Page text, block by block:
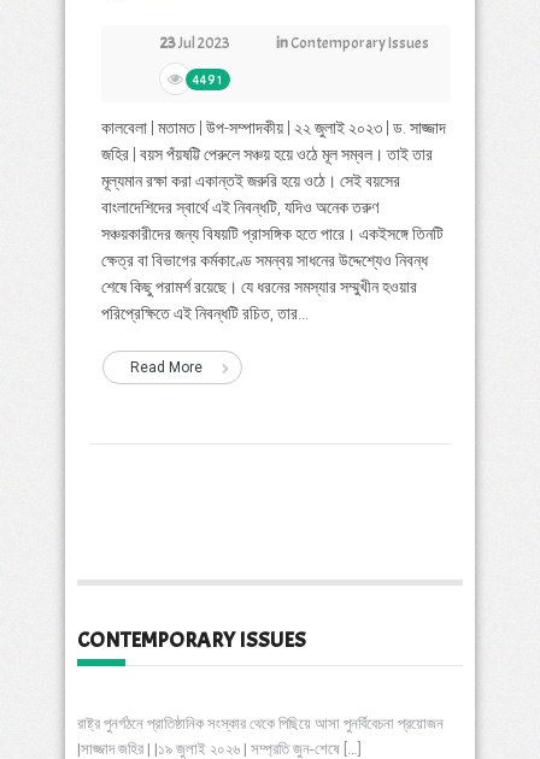
23Jul 2023 inContemporary Issues
4491
কালবেলা | মতামত | উপ-সম্পাদকীয় | ২২ জুলাই ২০২৩ | ড. সাজ্জাদ
জহির | বয়স পঁয়ষট্টি পেরুলে সঞ্চয় হয়ে ওঠে মূল সম্বল। তাই তার
মূল্যমান রক্ষা করা একান্তই জরুরি হয়ে ওঠে। সেই বয়সের
বাংলাদেশিদের স্বার্থে এই নিবন্ধটি, যদিও অনেক তরুণ
সঞ্চয়কারীদের জন্য বিষয়টি প্রাসঙ্গিক হতে পারে। একইসঙ্গে তিনটি
ক্ষেত্র বা বিভাগের কর্মকাণ্ডে সমন্বয় সাধনের উদ্দেশ্যেও নিবন্ধ
শেষে কিছু পরামর্শ রয়েছে। যে ধরনের সমস্যার সম্মুখীন হওয়ার
পরিপ্রেক্ষিতে এই নিবন্ধটি রচিত, তার...
Read More
CONTEMPORARY ISSUES
রাষ্ট্র পুনর্গঠনে প্রাতিষ্ঠানিক সংস্কার থেকে পিছিয়ে আসা পুনর্বিবেচনা প্রয়োজন
|সাজ্জাদ জহির | |১৯ জুলাই ২০২৬ | সম্প্রতি জুন-শেষে […]